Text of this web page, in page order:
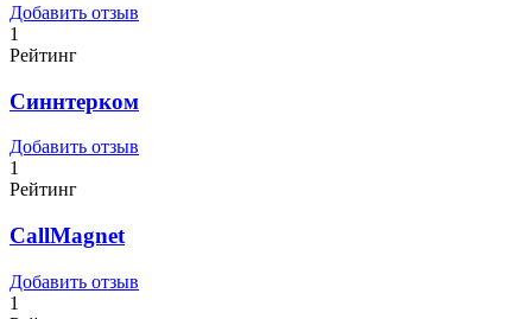
Добавить отзыв
1
Рейтинг
Синнтерком
Добавить отзыв
1
Рейтинг
CallMagnet
Добавить отзыв
1